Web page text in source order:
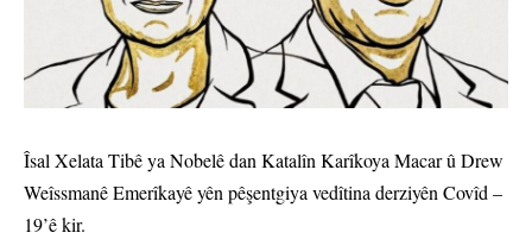
Îsal Xelata Tibê ya Nobelê dan Katalîn Karîkoya Macar û Drew
Weîssmanê Emerîkayê yên pêşentgiya vedîtina derziyên Covîd –
19’ê kir.